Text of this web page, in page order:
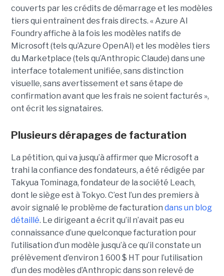
couverts par les crédits de démarrage et les modèles
tiers qui entraînent des frais directs. « Azure AI
Foundry affiche à la fois les modèles natifs de
Microsoft (tels qu’Azure OpenAI) et les modèles tiers
du Marketplace (tels qu’Anthropic Claude) dans une
interface totalement unifiée, sans distinction
visuelle, sans avertissement et sans étape de
confirmation avant que les frais ne soient facturés »,
ont écrit les signataires.
Plusieurs dérapages de facturation
La pétition, qui va jusqu’à affirmer que Microsoft a
trahi la confiance des fondateurs, a été rédigée par
Takyua Tominaga, fondateur de la société Leach,
dont le siège est à Tokyo. C’est l’un des premiers à
avoir signalé le problème de facturation dans un blog
détaillé. Le dirigeant a écrit qu’il n’avait pas eu
connaissance d’une quelconque facturation pour
l’utilisation d’un modèle jusqu’à ce qu’il constate un
prélèvement d’environ 1 600 $ HT pour l’utilisation
d’un des modèles d’Anthropic dans son relevé de